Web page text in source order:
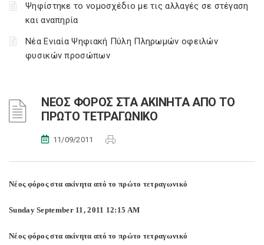
Ψηφίστηκε το νομοσχέδιο με τις αλλαγές σε στέγαση
και αναπηρία
Νέα Ενιαία Ψηφιακή Πύλη Πληρωμών οφειλών
φυσικών προσώπων
ΝΕΟΣ ΦΟΡΟΣ ΣΤΑ ΑΚΙΝΗΤΑ ΑΠΟ ΤΟ
ΠΡΩΤΟ ΤΕΤΡΑΓΩΝΙΚΟ
11/09/2011
Νέος φόρος στα ακίνητα από το πρώτο τετραγωνικό
Sunday September 11, 2011 12:15 AM
Νέος φόρος στα ακίνητα από το πρώτο τετραγωνικό